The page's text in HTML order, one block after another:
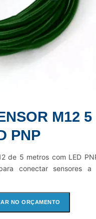
M12 5
PNP
de 5 metros com LED
conectar sensores a
NO ORÇAMENTO